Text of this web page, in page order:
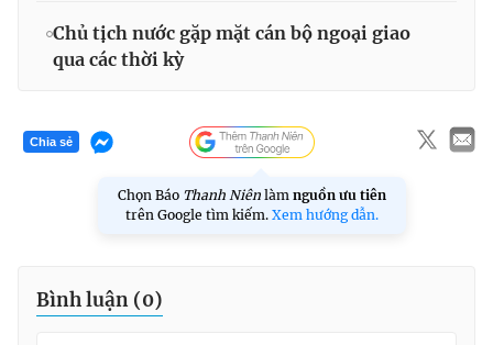
Chủ tịch nước gặp mặt cán bộ ngoại giao
qua các thời kỳ
Chia sẻ
Chọn Báo Thanh Niên làm nguồn ưu tiên
trên Google tìm kiếm. Xem hướng dẫn.
Bình luận (0)